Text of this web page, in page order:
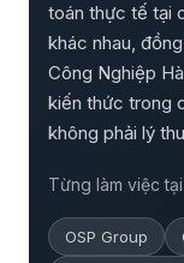
toán thực tế tại
khác nhau,
Công Nghiệp
kiến thức trong
không phải lý
Từng làm việc
OSP Group